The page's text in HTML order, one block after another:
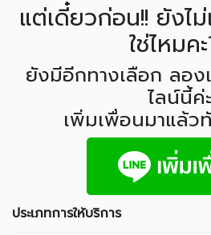
แต่เดี๋ยวก่อน!! ยังไ
ใช่ไหมค
ยังมีอีกทางเลือก ลอง
ไลน์นี้ค่ะ
เพิ่มเพื่อนมาแล้ว
ประเภทการให้บริการ